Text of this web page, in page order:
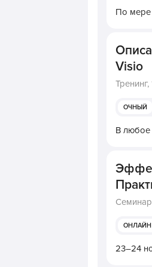
По мере
Visio
Тренинг,
ОЧНЫЙ
В любое
ОНЛАЙН
23–24